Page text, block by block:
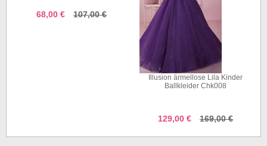
68,00 € 107,00 €
Illusion ärmellose Lila Kinder
Ballkleider Chk008
129,00 € 169,00 €